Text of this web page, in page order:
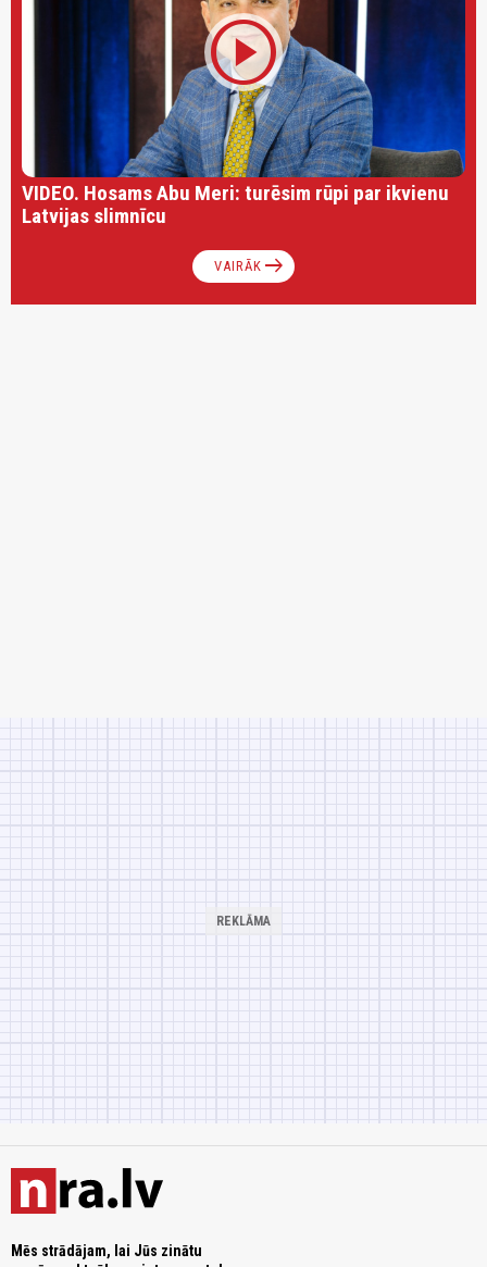
play_circle
VIDEO. Hosams Abu Meri: turēsim rūpi par ikvienu
Latvijas slimnīcu
VAIRĀK arrow_right_alt
Mēs strādājam, lai Jūs zinātu